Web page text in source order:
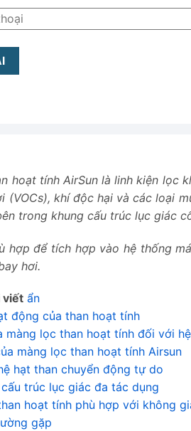
hoạt tính AirSun là linh kiện lọc
(VOCs), khí độc hại và các loại
trong khung cấu trúc lục giác
hợp để tích hợp vào hệ thống
hơi.
viết ẩn
động của than hoạt tính
màng lọc than hoạt tính đối với
màng lọc than hoạt tính Airsun
hạt than chuyển động tự do
trúc lục giác đa tác dụng
hoạt tính phù hợp với không
gặp